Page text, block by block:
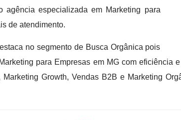
agência especializada em Marketing para
de atendimento.
no segmento de Busca Orgânica pois
para Empresas em MG com eficiência
Growth, Vendas B2B e Marketing